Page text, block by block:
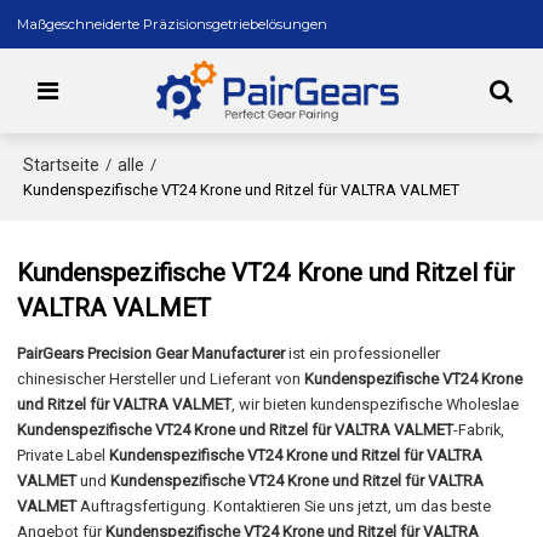
Maßgeschneiderte Präzisionsgetriebelösungen
Startseite / alle /
Kundenspezifische VT24 Krone und Ritzel für VALTRA VALMET
Kundenspezifische VT24 Krone und Ritzel für
VALTRA VALMET
PairGears Precision Gear Manufacturerist ein professioneller
chinesischer Hersteller und Lieferant von Kundenspezifische VT24 Krone
und Ritzel für VALTRA VALMET, wir bieten kundenspezifische Wholeslae
Kundenspezifische VT24 Krone und Ritzel für VALTRA VALMET-Fabrik,
Private Label Kundenspezifische VT24 Krone und Ritzel für VALTRA
VALMETund Kundenspezifische VT24 Krone und Ritzel für VALTRA
VALMETAuftragsfertigung. Kontaktieren Sie uns jetzt, um das beste
Angebot für Kundenspezifische VT24 Krone und Ritzel für VALTRA